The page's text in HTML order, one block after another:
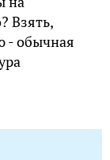
Взять,
- обычная